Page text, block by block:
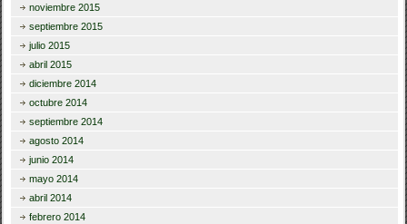
noviembre 2015
septiembre 2015
julio 2015
abril 2015
diciembre 2014
octubre 2014
septiembre 2014
agosto 2014
junio 2014
mayo 2014
abril 2014
febrero 2014